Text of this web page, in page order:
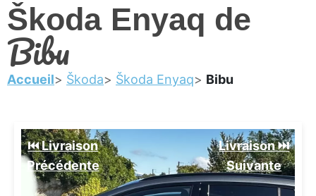
Škoda Enyaq de
Bibu
Accueil Škoda Škoda Enyaq Bibu
⏮️ Livraison
Précédente
Livraison ⏭️
Suivante️